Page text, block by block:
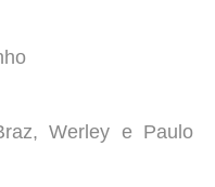
Werley e Paulo